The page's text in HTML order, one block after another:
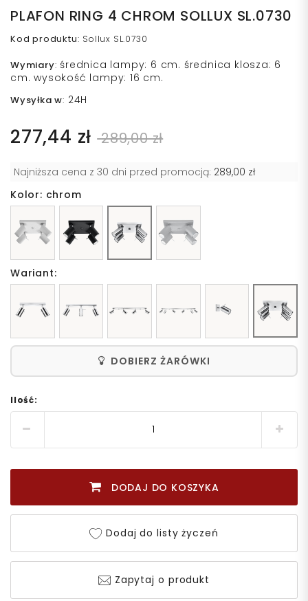
PLAFON RING 4 CHROM SOLLUX SL.0730
Kod produktu: Sollux SL.0730
Wymiary: średnica lampy: 6 cm. średnica klosza: 6
cm. wysokość lampy: 16 cm.
Wysyłka w: 24H
277,44 zł 289,00 zł
Najniższa cena z 30 dni przed promocją: 289,00 zł
Kolor: chrom
Wariant:
DOBIERZ ŻARÓWKI
Ilość:
DODAJ DO KOSZYKA
Dodaj do listy życzeń
Zapytaj o produkt